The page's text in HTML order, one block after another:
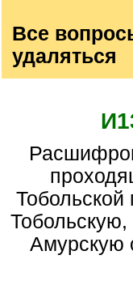
Все
удаляться
Расшифровка дел - фамилии ПЕРЕСЕЛЕНЦЕВ,
Амурскую